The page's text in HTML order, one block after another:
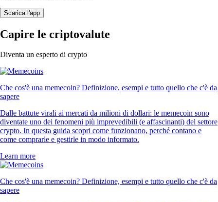
Scarica l'app
Capire le criptovalute
Diventa un esperto di crypto
Che cos'è una memecoin? Definizione, esempi e tutto quello che c'è da
sapere
Dalle battute virali ai mercati da milioni di dollari: le memecoin sono
diventate uno dei fenomeni più imprevedibili (e affascinanti) del settore
crypto. In questa guida scopri come funzionano, perché contano e
come comprarle e gestirle in modo informato.
Learn more
Che cos'è una memecoin? Definizione, esempi e tutto quello che c'è da
sapere